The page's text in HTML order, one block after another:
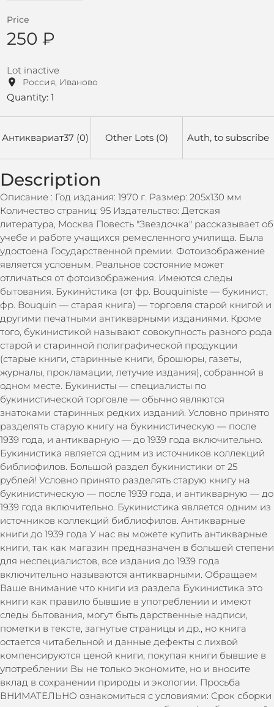
Price
250 ₽
Lot inactive
Россия, Иваново
Quantity: 1
Антиквариат37 (0) Other Lots (0) Auth, to subscribe
Description
Описание : Год издания: 1970 г. Размер: 205х130 мм
Количество страниц: 95 Издательство: Детская
литература, Москва Повесть "Звездочка" рассказывает об
учебе и работе учащихся ремесленного училища. Была
удостоена Государственной премии. Фотоизображение
является условным. Реальное состояние может
отличаться от фотоизображения. Имеются следы
бытования. Букини́стика (от фр. Bouquiniste — букинист,
фр. Bouquin — старая книга) — торговля старой книгой и
другими печатными антикварными изданиями. Кроме
того, букинистикой называют совокупность разного рода
старой и старинной полиграфической продукции
(старые книги, старинные книги, брошюры, газеты,
журналы, прокламации, летучие издания), собранной в
одном месте. Букинисты — специалисты по
букинистической торговле — обычно являются
знатоками старинных редких изданий. Условно принято
разделять старую книгу на букинистическую — после
1939 года, и антикварную — до 1939 года включительно.
Букинистика является одним из источников коллекций
библиофилов. Большой раздел букинистики от 25
рублей! Условно принято разделять старую книгу на
букинистическую — после 1939 года, и антикварную — до
1939 года включительно. Букинистика является одним из
источников коллекций библиофилов. Антикварные
книги до 1939 года У нас вы можете купить антикварные
книги, так как магазин предназначен в большей степени
для неспециалистов, все издания до 1939 года
включительно называются антикварными. Обращаем
Ваше внимание что книги из раздела Букинистика это
книги как правило бывшие в употреблении и имеют
следы бытования, могут быть дарственные надписи,
пометки в тексте, загнутые страницы и др., но книга
остается читабельной и данные дефекты с лихвой
компенсируются ценой книги, покупая книги бывшие в
употреблении Вы не только экономите, но и вносите
вклад в сохранении природы и экологии. Просьба
ВНИМАТЕЛЬНО ознакомиться с условиями: Срок сборки